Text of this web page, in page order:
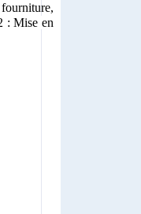
: Mise en